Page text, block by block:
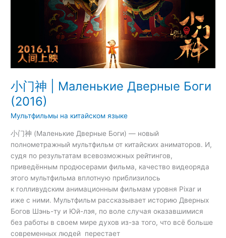
小门神 | Маленькие Дверные Боги
(2016)
Мультфильмы на китайском языке
小门神 (Маленькие Дверные Боги) — новый
полнометражный мультфильм от китайских аниматоров. И,
судя по результатам всевозможных рейтингов,
приведённым продюсерами фильма, качество видеоряда
этого мультфильма вплотную приблизилось
к голливудским анимационным фильмам уровня Pixar и
иже с ними. Мультфильм рассказывает историю Дверных
Богов Шэнь-ту и Юй-лэя, по воле случая оказавшимися
без работы в своем мире духов из-за того, что всё больше
современных людей перестает